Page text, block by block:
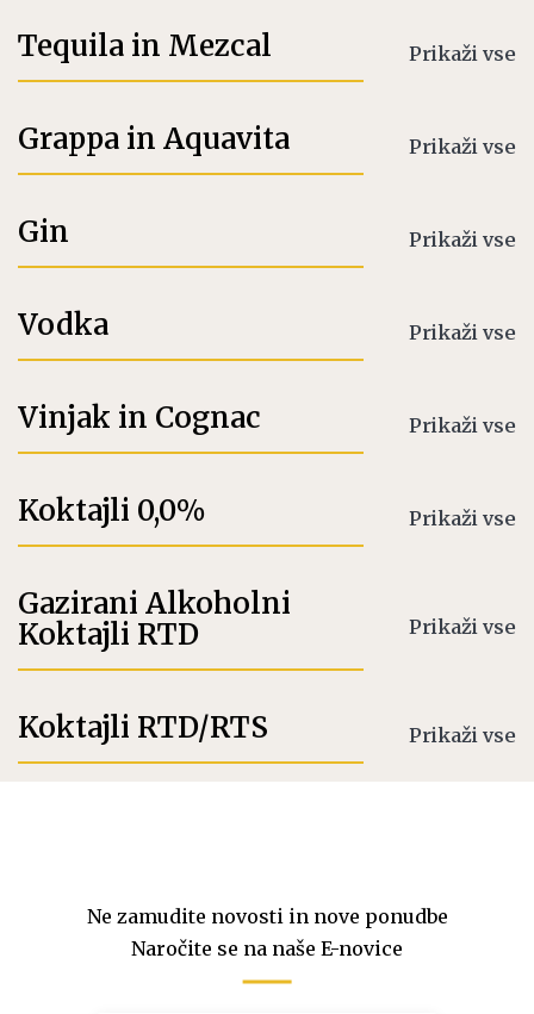
Tequila in Mezcal Prikaži vse
Grappa in Aquavita Prikaži vse
Gin Prikaži vse
Vodka Prikaži vse
Vinjak in Cognac Prikaži vse
Koktajli 0,0% Prikaži vse
Gazirani Alkoholni
Koktajli RTD
Prikaži vse
Koktajli RTD/RTS Prikaži vse
Ne zamudite novosti in nove ponudbe
Naročite se na naše E-novice